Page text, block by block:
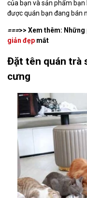
của bạn và sản phẩm
được quán bạn đang bán
===>> Xem thêm:
giản đẹp mắt
Đặt tên quán trà
cưng